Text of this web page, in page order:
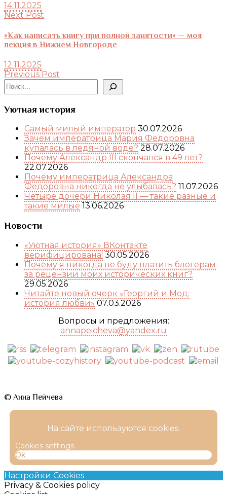
14.11.2025
Next Post
«Как написать книгу при полной занятости» — моя
лекция в Нижнем Новгороде
12.11.2025
Previous Post
Поиск
Уютная история
Самый милый император 30.07.2026
Зачем императрица Мария Федоровна
купалась в ледяной воде? 28.07.2026
Почему Александр III скончался в 49 лет?
22.07.2026
Почему императрица Александра
Федоровна никогда не улыбалась? 11.07.2026
Четыре дочери Николая II — такие разные и
такие милые 13.06.2026
Новости
«Уютная история» ВКонтакте
верифицирована! 30.05.2026
Почему я никогда не буду платить блогерам
за рецензии моих исторических книг?
29.05.2026
Читайте новый очерк «Георгий и Мод:
история любви» 07.03.2026
Вопросы и предложения:
annapeicheva@yandex.ru
© Анна Пейчева
На сайте используются cookies.
Cookies settings
Ok
Настройки Cookies
Privacy & Cookies policy